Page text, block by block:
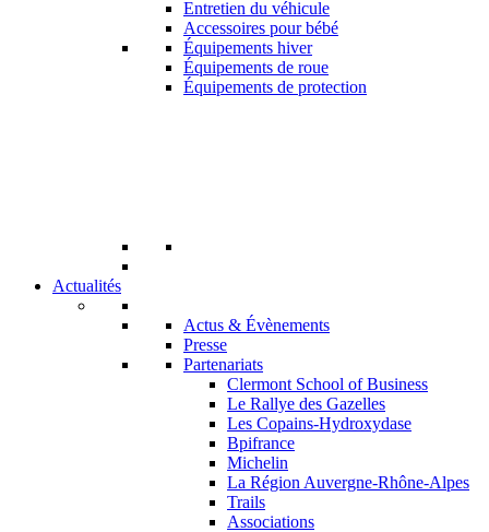
Entretien du véhicule
Accessoires pour bébé
Équipements hiver
Équipements de roue
Équipements de protection
Actualités
Actus & Évènements
Presse
Partenariats
Clermont School of Business
Le Rallye des Gazelles
Les Copains-Hydroxydase
Bpifrance
Michelin
La Région Auvergne-Rhône-Alpes
Trails
Associations